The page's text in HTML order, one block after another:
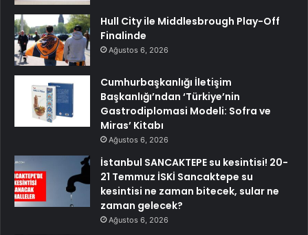
Hull City ile Middlesbrough Play-Off
Finalinde
Ağustos 6, 2026
Cumhurbaşkanlığı İletişim
Başkanlığı’ndan ‘Türkiye’nin
Gastrodiplomasi Modeli: Sofra ve
Miras’ Kitabı
Ağustos 6, 2026
İstanbul SANCAKTEPE su kesintisi! 20-
21 Temmuz İSKİ Sancaktepe su
kesintisi ne zaman bitecek, sular ne
zaman gelecek?
Ağustos 6, 2026